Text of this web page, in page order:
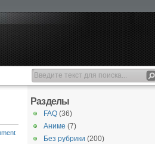
Разделы
FAQ (36)
Аниме (7)
Без рубрики (200)